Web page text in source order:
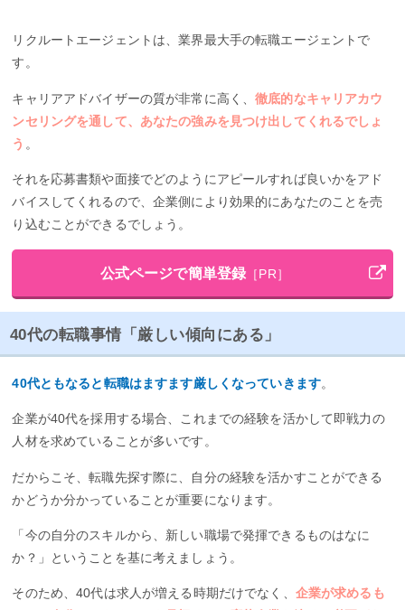
リクルートエージェントは、業界最大手の転職エージェントで
す。
キャリアアドバイザーの質が非常に高く、徹底的なキャリアカウ
ンセリングを通して、あなたの強みを見つけ出してくれるでしょ
う 。
それを応募書類や面接でどのようにアピールすれば良いかをアド
バイスしてくれるので、企業側により効果的にあなたのことを売
り込むことができるでしょう。
公式ページで簡単登録 ［PR］
40代の転職事情「厳しい傾向にある」
40代ともなると転職はますます厳しくなっていきます。
企業が40代を採用する場合、これまでの経験を活かして即戦力の
人材を求めていることが多いです。
だからこそ、転職先探す際に、自分の経験を活かすことができる
かどうか分かっていることが重要になります。
「今の自分のスキルから、新しい職場で発揮できるものはなに
か？」ということを基に考えましょう。
そのため、40代は求人が増える時期だけでなく、 企業が求めるも